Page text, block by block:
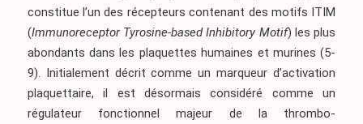
constitue l’un des récepteurs contenant des motifs ITIM
(Immunoreceptor Tyrosine-based Inhibitory Motif) les plus
abondants dans les plaquettes humaines et murines(5-
9). Initialement décrit comme un marqueur d’activation
plaquettaire, il est désormais considéré comme un
régulateur fonctionnel majeur de la thrombo-